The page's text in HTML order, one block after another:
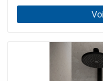
l/min disque de jet
de douche: 350 mm
1jet (26726000)
Isiflex. Flexible de